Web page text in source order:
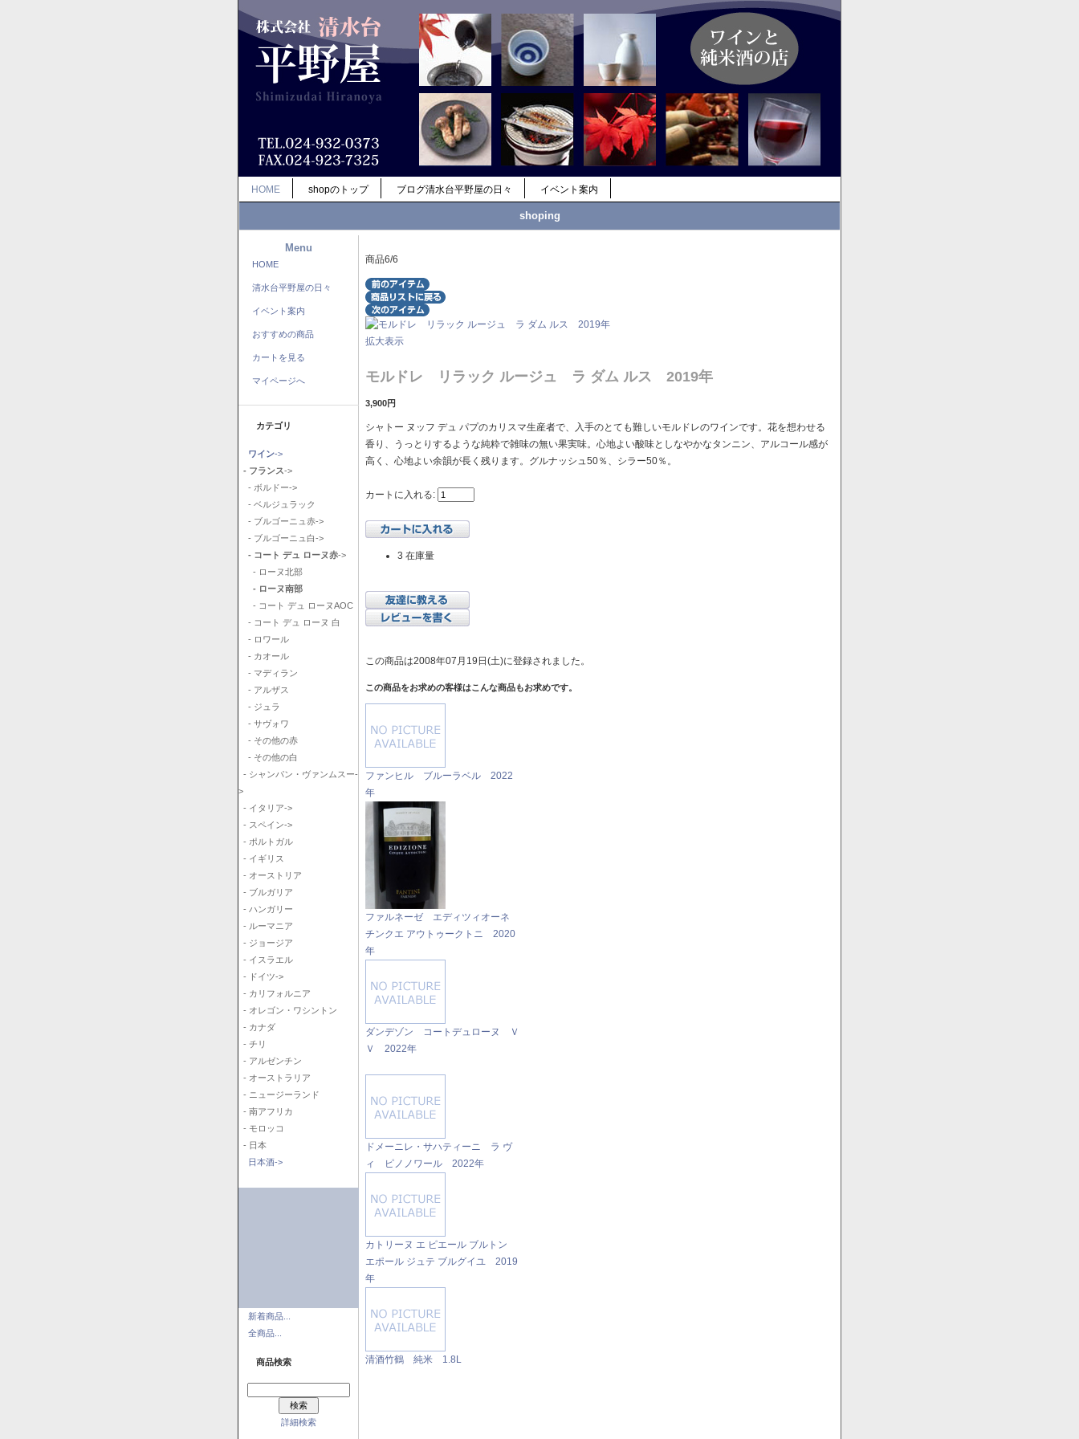
HOME shopのトップ ブログ清水台平野屋の日々 イベント案内
shoping
Menu
HOME
清水台平野屋の日々
イベント案内
おすすめの商品
カートを見る
マイページへ
カテゴリ
ワイン->
- フランス->
- ボルドー->
- ベルジュラック
- ブルゴーニュ赤->
- ブルゴーニュ白->
- コート デュ ローヌ赤->
- ローヌ北部
- ローヌ南部
- コート デュ ローヌAOC
- コート デュ ローヌ 白
- ロワール
- カオール
- マディラン
- アルザス
- ジュラ
- サヴォワ
- その他の赤
- その他の白
- シャンパン・ヴァンムスー-
>
- イタリア->
- スペイン->
- ポルトガル
- イギリス
- オーストリア
- ブルガリア
- ハンガリー
- ルーマニア
- ジョージア
- イスラエル
- ドイツ->
- カリフォルニア
- オレゴン・ワシントン
- カナダ
- チリ
- アルゼンチン
- オーストラリア
- ニュージーランド
- 南アフリカ
- モロッコ
- 日本
日本酒->
新着商品...
全商品...
商品検索
詳細検索
商品6/6
拡大表示
モルドレ リラック ルージュ ラ ダム ルス 2019年
3,900円
シャトー ヌッフ デュ パプのカリスマ生産者で、入手のとても難しいモルドレのワインです。花を想わせる
香り、うっとりするような純粋で雑味の無い果実味。心地よい酸味としなやかなタンニン、アルコール感が
高く、心地よい余韻が長く残ります。グルナッシュ50％、シラー50％。
カートに入れる:
3 在庫量
この商品は2008年07月19日(土)に登録されました。
この商品をお求めの客様はこんな商品もお求めです。
ファンヒル ブルーラベル 2022
年
ファルネーゼ エディツィオーネ
チンクエ アウトゥークトニ 2020
年
ダンデゾン コートデュローヌ Ｖ
Ｖ 2022年
ドメーニレ・サハティーニ ラ ヴ
ィ ピノノワール 2022年
カトリーヌ エ ピエール ブルトン
エポール ジュテ ブルグイユ 2019
年
清酒竹鶴 純米 1.8L